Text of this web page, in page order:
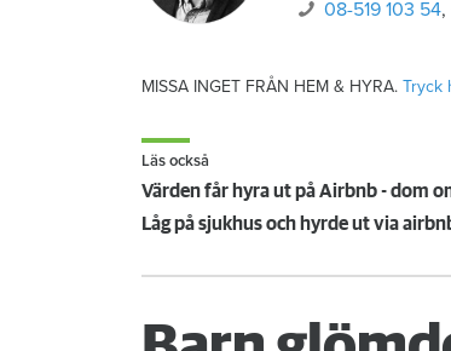
08-519 103 54,
MISSA INGET FRÅN HEM & HYRA. Tryck
Läs också
Värden får hyra ut på Airbnb - dom
Låg på sjukhus och hyrde ut via